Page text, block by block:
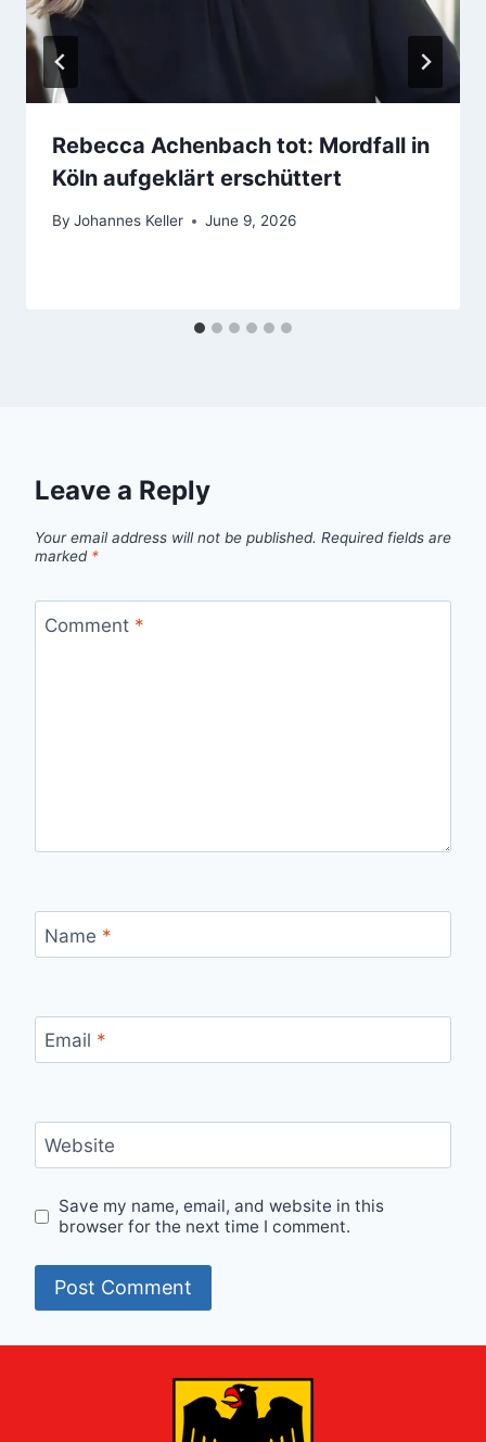
Rebecca Achenbach tot: Mordfall in
Köln aufgeklärt erschüttert
By Johannes Keller June 9, 2026
Leave a Reply
Your email address will not be published. Required fields are
marked *
Comment *
Name *
Email *
Website
Save my name, email, and website in this
browser for the next time I comment.